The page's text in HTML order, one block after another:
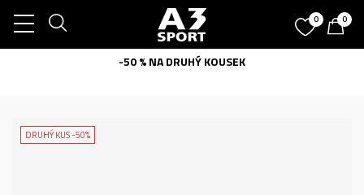
0 0
-50 % NA DRUHÝ KOUSEK
DRUHÝ KUS -50%